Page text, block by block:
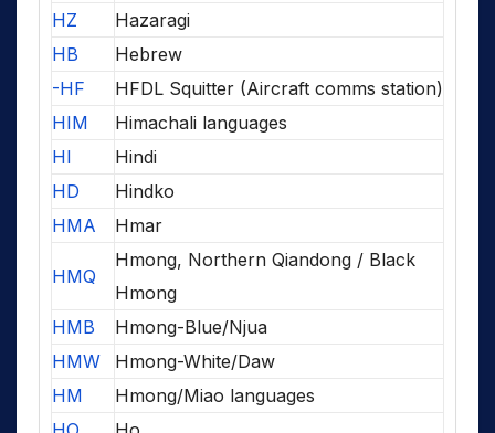
HZ
Hazaragi
HB
Hebrew
-HF
HFDL Squitter (Aircraft comms station)
HIM
Himachali languages
HI
Hindi
HD
Hindko
HMA
Hmar
HMQ
Hmong, Northern Qiandong / Black
Hmong
HMB
Hmong-Blue/Njua
HMW
Hmong-White/Daw
HM
Hmong/Miao languages